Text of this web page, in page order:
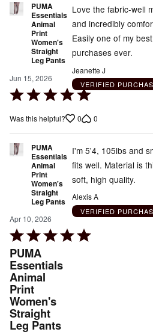
PUMA
Essentials
Animal
Print
Women's
Straight
Leg Pants
Jun 15, 2026
Rated
out
of
5
Love the fabric-well
and incredibly
Easily one of my best
purchases ever.
Jeanette J
VERIFIED
Was this helpful? 0 0
PUMA
Essentials
Animal
Print
Women's
Straight
Leg Pants
Apr 10, 2026
Rated
5
out
of
5
PUMA
Essentials
Animal
Print
Women's
Straight
Leg Pants
I'm 5'4, 105lbs and
fits well. Material is
soft, high quality.
Alexis A
VERIFIED